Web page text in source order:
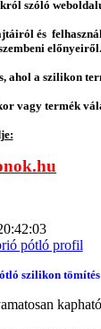
szóló
és
előnyeiről.
ahol a szilikon
vagy termék
pótló profil
szilikon tömítés